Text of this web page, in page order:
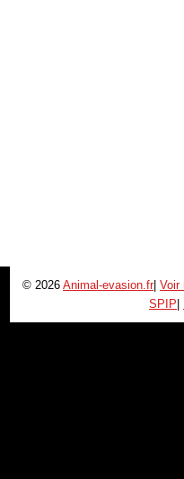
© 2026 Animal-evasion.fr| Voir
SPIP